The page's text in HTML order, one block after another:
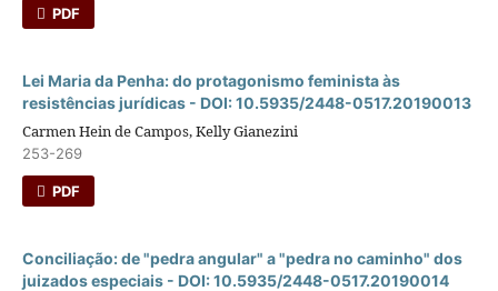
PDF
Lei Maria da Penha: do protagonismo feminista às
resistências jurí­dicas - DOI: 10.5935/2448-0517.20190013
Carmen Hein de Campos, Kelly Gianezini
253-269
PDF
Conciliação: de "pedra angular" a "pedra no caminho" dos
juizados especiais - DOI: 10.5935/2448-0517.20190014